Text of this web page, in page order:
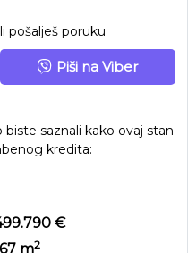
pošalješ poruku
Piši na Viber
saznali kako ovaj stan
kredita:
€
m2